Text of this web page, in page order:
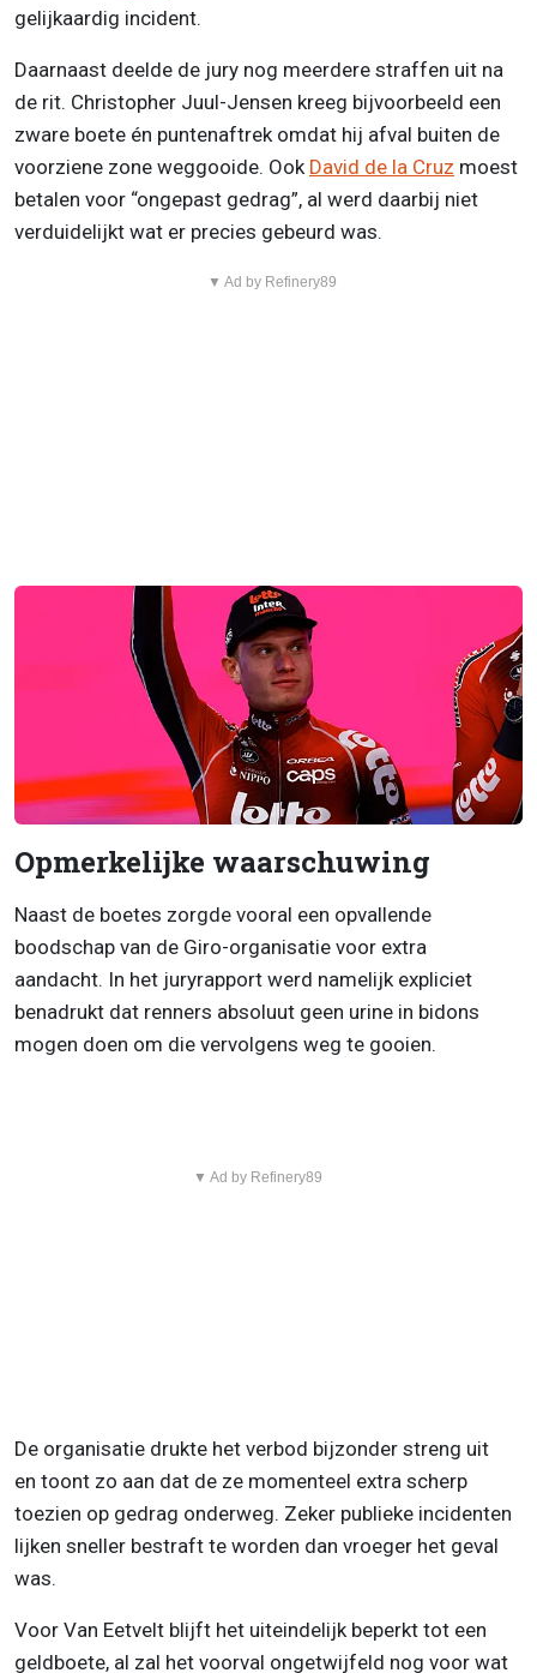
gelijkaardig incident.
Daarnaast deelde de jury nog meerdere straffen uit na
de rit. Christopher Juul-Jensen kreeg bijvoorbeeld een
zware boete én puntenaftrek omdat hij afval buiten de
voorziene zone weggooide. Ook David de la Cruz moest
betalen voor “ongepast gedrag”, al werd daarbij niet
verduidelijkt wat er precies gebeurd was.
▼ Ad by Refinery89
Opmerkelijke waarschuwing
Naast de boetes zorgde vooral een opvallende
boodschap van de Giro-organisatie voor extra
aandacht. In het juryrapport werd namelijk expliciet
benadrukt dat renners absoluut geen urine in bidons
mogen doen om die vervolgens weg te gooien.
▼ Ad by Refinery89
De organisatie drukte het verbod bijzonder streng uit
en toont zo aan dat de ze momenteel extra scherp
toezien op gedrag onderweg. Zeker publieke incidenten
lijken sneller bestraft te worden dan vroeger het geval
was.
Voor Van Eetvelt blijft het uiteindelijk beperkt tot een
geldboete, al zal het voorval ongetwijfeld nog voor wat